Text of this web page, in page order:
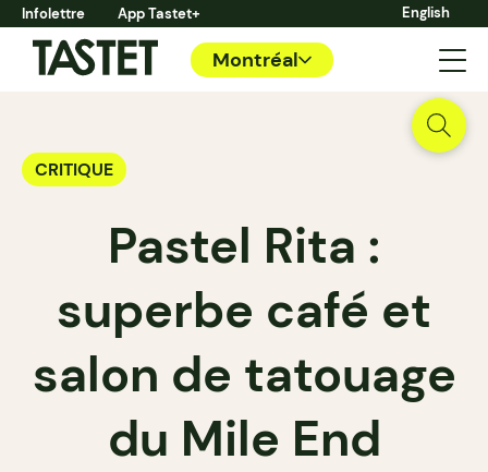
Infolettre App Tastet+ English
Montréal
CRITIQUE
Pastel Rita :
superbe café et
salon de tatouage
du Mile End